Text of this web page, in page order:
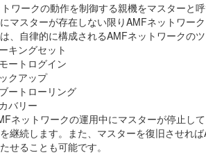
ワークの動作を制御する親機をマスターと
マスターが存在しない限りAMFネットワー
、自律的に構成されるAMFネットワークの
キングセット
ートログイン
クアップ
ートローリング
バリー
ネットワークの運用中にマスターが停止し
継続します。また、マスターを復旧させれ
せることも可能です。